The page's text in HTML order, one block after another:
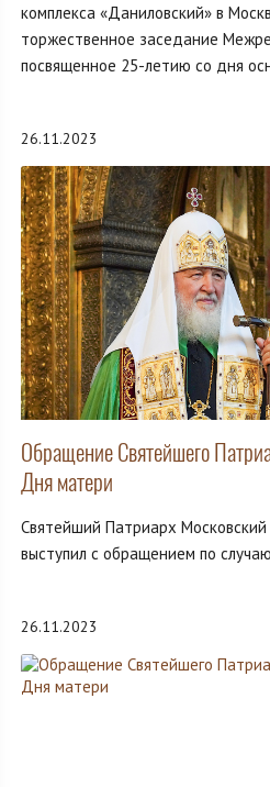
комплекса «Даниловский» в
торжественное заседание
посвященное 25-летию со дня
26.11.2023
Обращение Святейшего
Дня матери
Святейший Патриарх Московский
выступил с обращением по
26.11.2023